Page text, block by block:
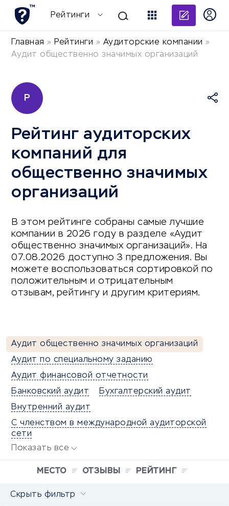
Рейтинги
Главная » Рейтинги » Аудиторские компании »
Аудит общественно значимых организаций
Р
Рейтинг аудиторских
компаний для
общественно значимых
организаций
В этом рейтинге собраны самые лучшие
компании в 2026 году в разделе «Аудит
общественно значимых организаций». На
07.08.2026 доступно 3 предложения. Вы
можете воспользоваться сортировкой по
положительным и отрицательным
отзывам, рейтингу и другим критериям.
Аудит общественно значимых организаций
Аудит по специальному заданию
Аудит финансовой отчетности
Банковский аудит
Бухгалтерский аудит
Внутренний аудит
С членством в международной аудиторской
сети
Показать все
МЕСТО ОТЗЫВЫ РЕЙТИНГ
Скрыть фильтр